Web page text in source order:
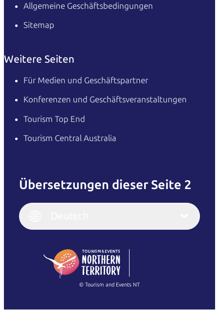
Allgemeine Geschäftsbedingungen
Sitemap
Weitere Seiten
Für Medien und Geschäftspartner
Konferenzen und Geschäftsveranstaltungen
Tourism Top End
Tourism Central Australia
Übersetzungen dieser Seite 2
English
(Singapore)
Français
Italiano
繁體中文
© Tourism and Events NT